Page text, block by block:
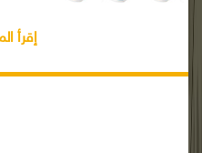
إقرأ